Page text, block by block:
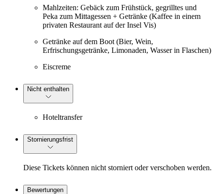
Mahlzeiten: Gebäck zum Frühstück, gegrilltes und
Peka zum Mittagessen + Getränke (Kaffee in einem
privaten Restaurant auf der Insel Vis)
Getränke auf dem Boot (Bier, Wein,
Erfrischungsgetränke, Limonaden, Wasser in Flaschen)
Eiscreme
Nicht enthalten
Hoteltransfer
Stornierungsfrist
Diese Tickets können nicht storniert oder verschoben werden.
Bewertungen